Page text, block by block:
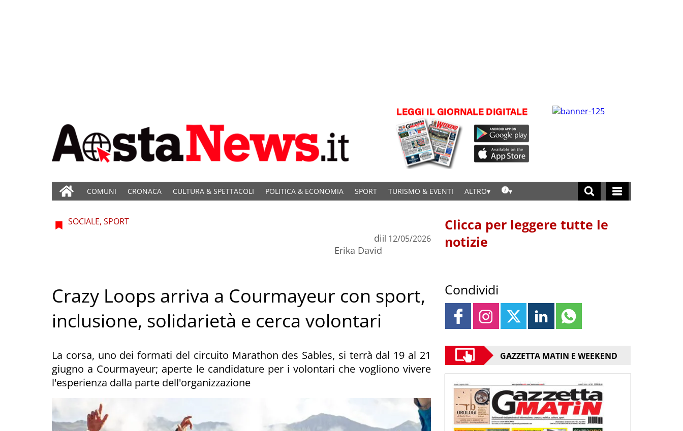
COMUNI CRONACA CULTURA & SPETTACOLI POLITICA & ECONOMIA SPORT TURISMO & EVENTI ALTRO
SOCIALE, SPORT
di
Erika David
il 12/05/2026
Crazy Loops arriva a Courmayeur con sport,
inclusione, solidarietà e cerca volontari
La corsa, uno dei formati del circuito Marathon des Sables, si terrà dal 19 al 21
giugno a Courmayeur; aperte le candidature per i volontari che vogliono vivere
l'esperienza dalla parte dell'organizzazione
Clicca per leggere tutte le
notizie
Condividi
GAZZETTA MATIN E WEEKEND